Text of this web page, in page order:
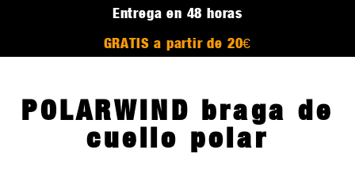
Entrega en 48 horas
GRATIS a partir de 20€
POLARWIND braga de
cuello polar